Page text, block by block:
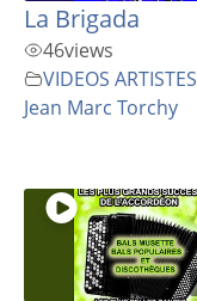
La Brigada
46views
VIDEOS ARTISTES
Jean Marc Torchy